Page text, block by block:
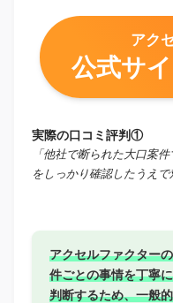
アク
公式サ
実際の口コミ評判①
「他社で断られた大口案
をしっかり確認したうえで
アクセルファクター
件ごとの事情を丁寧
判断するため、一般